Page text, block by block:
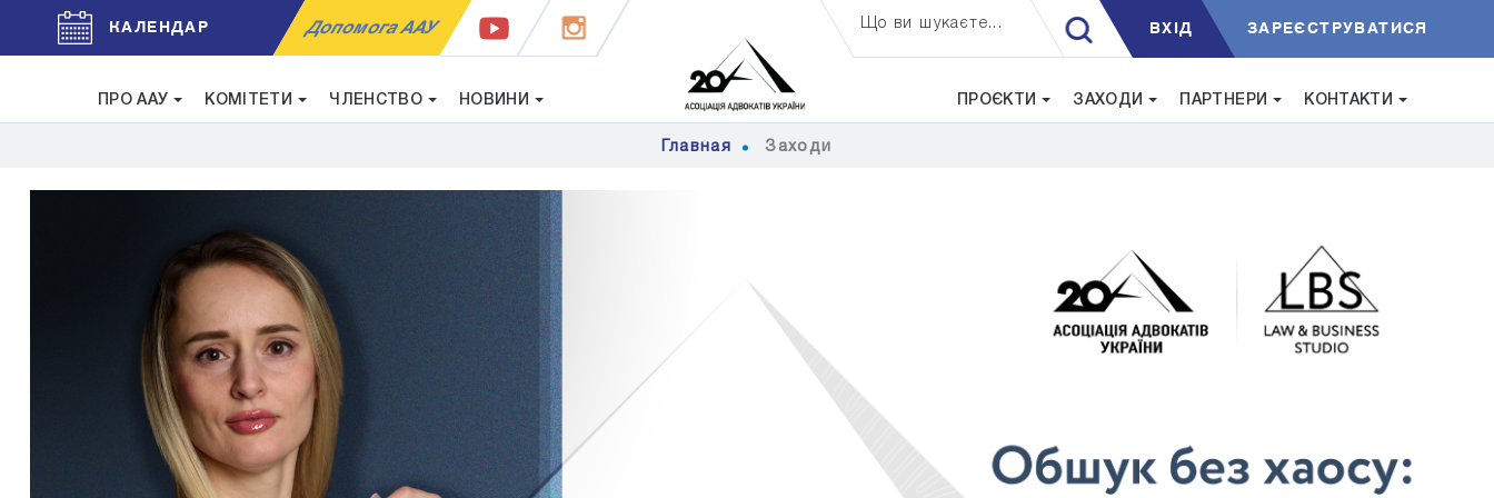
КАЛЕНДАР Допомога ААУ Що ви шукаєте... ВXIД ЗАРЕЄСТРУВАТИСЯ
ПРО ААУ КОМІТЕТИ ЧЛЕНСТВО НОВИНИ ПРОЄКТИ ЗАХОДИ ПАРТНЕРИ КОНТАКТИ
Главная Заходи